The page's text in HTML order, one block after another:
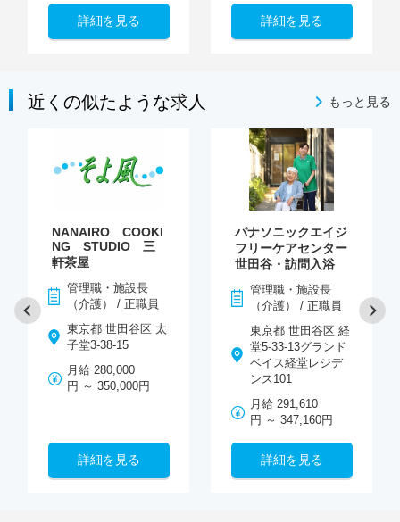
詳細を見る 詳細を見る
近くの似たような求人 もっと見る
NANAIRO COOKI
NG STUDIO 三
軒茶屋
管理職・施設長
（介護） / 正職員
東京都 世田谷区 太
子堂3-38-15
月給 280,000
円 ～ 350,000円
詳細を見る
パナソニックエイジ
フリーケアセンター
世田谷・訪問入浴
管理職・施設長
（介護） / 正職員
東京都 世田谷区 経
堂5-33-13グランド
ベイス経堂レジデ
ンス101
月給 291,610
円 ～ 347,160円
詳細を見る